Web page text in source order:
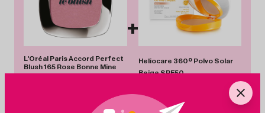
L'Oréal Paris Accord Perfect
Blush 165 Rose Bonne Mine
+
Heliocare 360º Polvo Solar
Beige SPF50